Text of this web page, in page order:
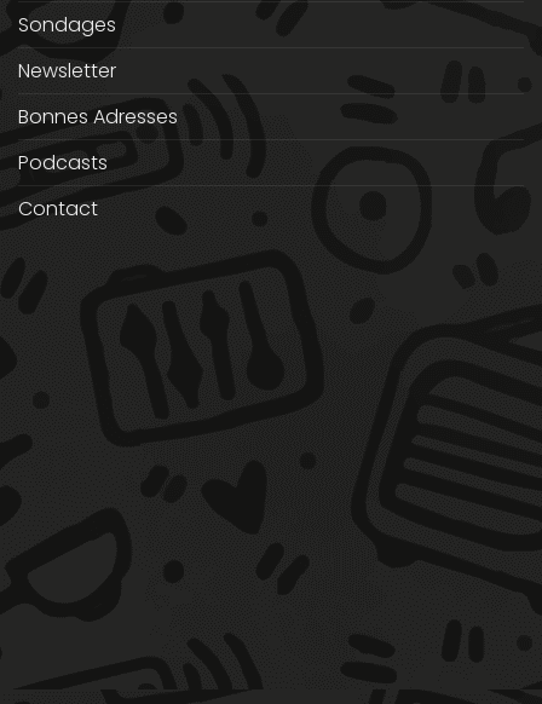
Sondages
Newsletter
Bonnes Adresses
Podcasts
Contact